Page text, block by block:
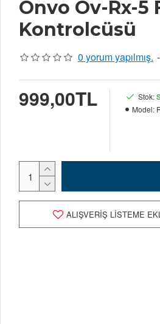
Onvo Ov-Rx-5
Kontrolcüsü
0 yorum yapılmış. -
999,00TL Stok:
Model:
ALIŞVERIŞ LISTEME